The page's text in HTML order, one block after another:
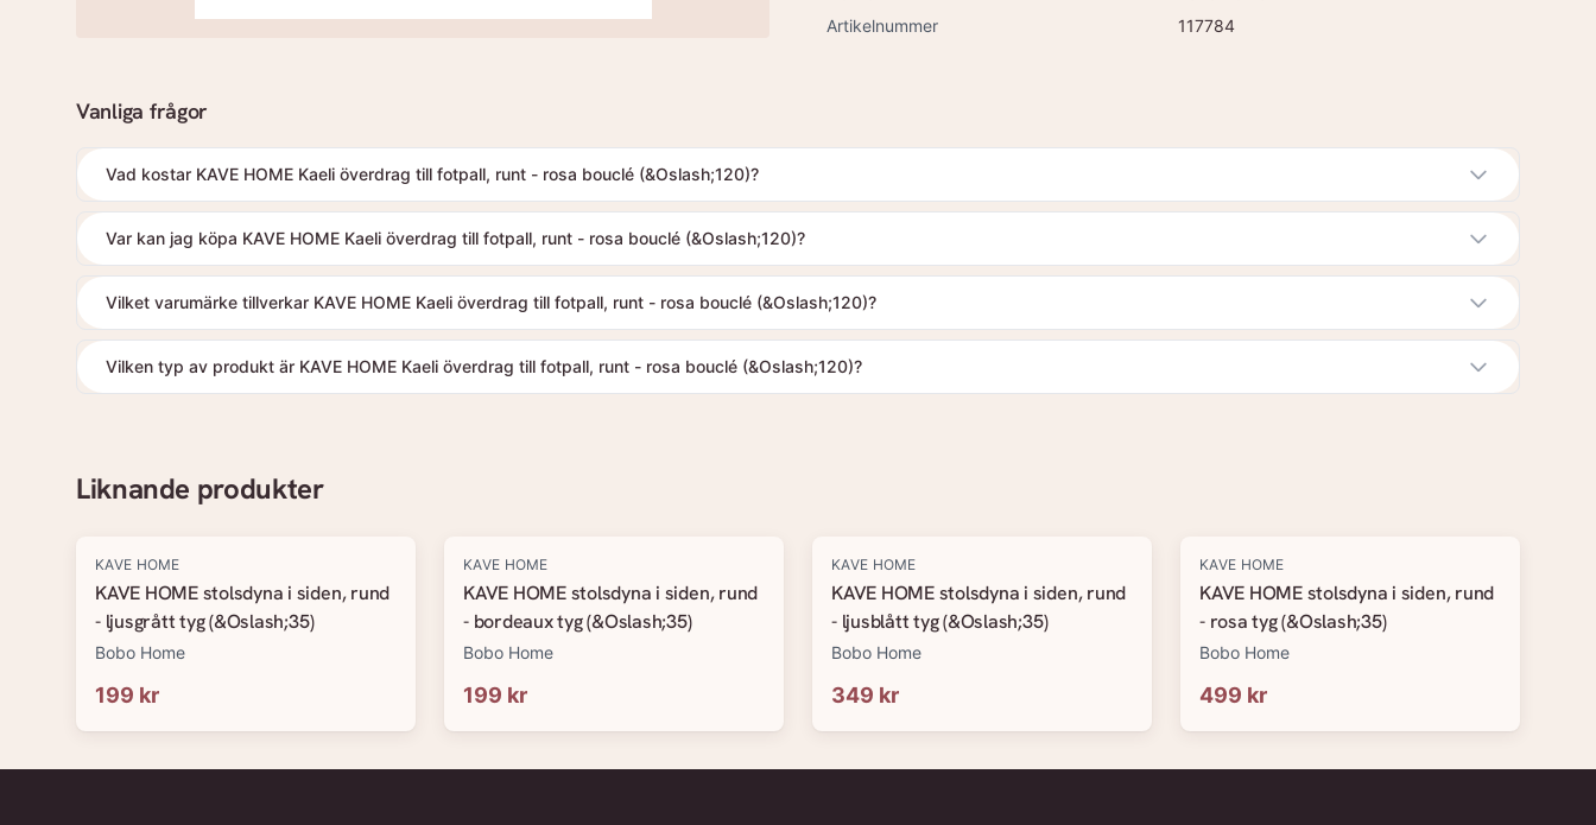
Artikelnummer
117784
Vanliga frågor
Vad kostar KAVE HOME Kaeli överdrag till fotpall, runt - rosa bouclé (&Oslash;120)?
Var kan jag köpa KAVE HOME Kaeli överdrag till fotpall, runt - rosa bouclé (&Oslash;120)?
Vilket varumärke tillverkar KAVE HOME Kaeli överdrag till fotpall, runt - rosa bouclé (&Oslash;120)?
Vilken typ av produkt är KAVE HOME Kaeli överdrag till fotpall, runt - rosa bouclé (&Oslash;120)?
Liknande produkter
KAVE HOME
KAVE HOME stolsdyna i siden, rund
- ljusgrått tyg (&Oslash;35)
Bobo Home
199 kr
KAVE HOME
KAVE HOME stolsdyna i siden, rund
- bordeaux tyg (&Oslash;35)
Bobo Home
199 kr
KAVE HOME
KAVE HOME stolsdyna i siden, rund
- ljusblått tyg (&Oslash;35)
Bobo Home
349 kr
KAVE HOME
KAVE HOME stolsdyna i siden, rund
- rosa tyg (&Oslash;35)
Bobo Home
499 kr